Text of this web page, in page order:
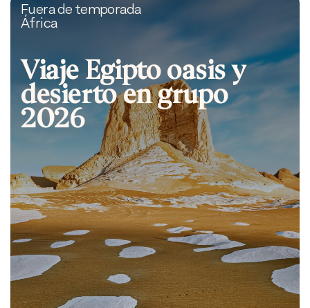
Fuera de temporada
África
Viaje Egipto oasis y
desierto en grupo
2026